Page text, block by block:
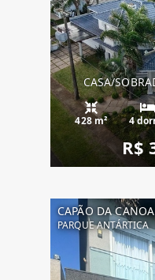
CASA/
428 m² 4
R$
CAPÃO DA CANOA
PARQUE ANTÁRTICA